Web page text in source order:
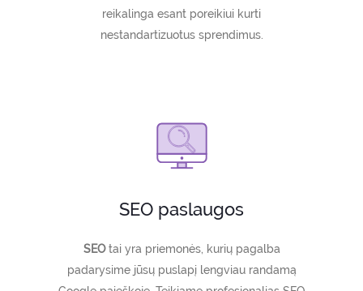
reikalinga esant poreikiui kurti
nestandartizuotus sprendimus.
SEO paslaugos
SEOtai yra priemonės, kurių pagalba
padarysime jūsų puslapį lengviau randamą